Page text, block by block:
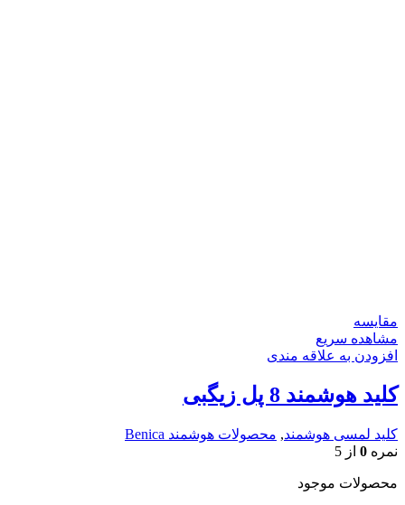
مقایسه
مشاهده سریع
افزودن به علاقه مندی
کلید هوشمند 8 پل زیگبی
کلید لمسی هوشمند, محصولات هوشمند Benica
نمره 0 از 5
محصولات موجود